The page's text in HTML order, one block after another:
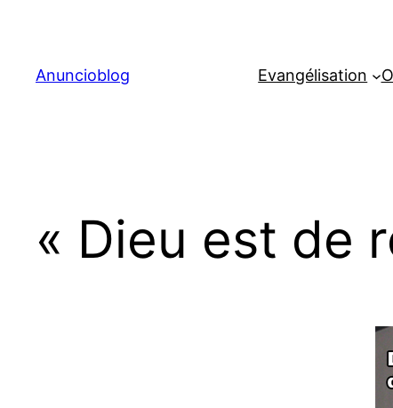
contenu
Anuncioblog Evangélisation
« Dieu est de